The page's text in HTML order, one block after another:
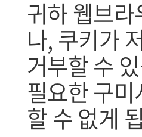
귀하 웹브
나, 쿠키가
거부할 수
필요한 구
할 수 없게